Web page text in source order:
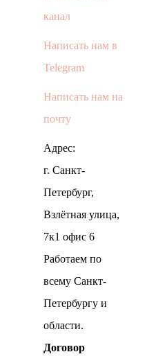
канал
Написать нам в
Telegram
Написать нам на
почту
Адрес:
г. Санкт-
Петербург,
Взлётная улица,
7к1 офис 6
Работаем по
всему Санкт-
Петербургу и
области.
Договор